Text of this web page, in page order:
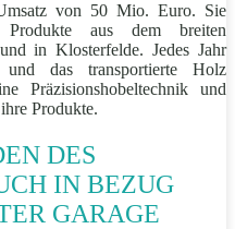
von 50 Mio. Euro. Sie
aus dem breiten
in Klosterfelde. Jedes Jahr
das transportierte Holz
Präzisionshobeltechnik und
Produkte.
DES
IN BEZUG
GARAGE